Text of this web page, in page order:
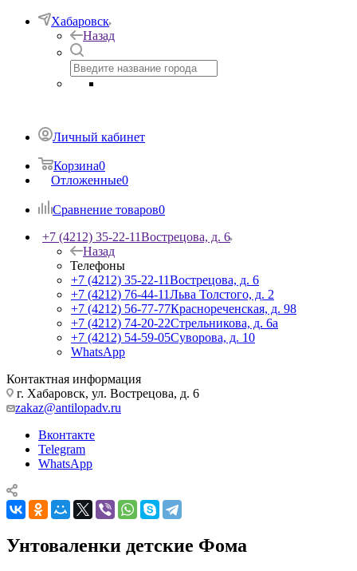
Хабаровск
Назад
Личный кабинет
Корзина0
Отложенные0
Сравнение товаров0
+7 (4212) 35-22-11Вострецова, д. 6
Назад
Телефоны
+7 (4212) 35-22-11Вострецова, д. 6
+7 (4212) 76-44-11Льва Толстого, д. 2
+7 (4212) 56-77-77Краснореченская, д. 98
+7 (4212) 74-20-22Стрельникова, д. 6а
+7 (4212) 54-59-05Суворова, д. 10
WhatsApp
Контактная информация
г. Хабаровск, ул. Вострецова, д. 6
zakaz@antilopadv.ru
Вконтакте
Telegram
WhatsApp
Унтоваленки детские Фома